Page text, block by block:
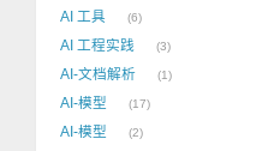
AI 工具 6
AI 工程实践 3
AI-文档解析 1
AI-模型 17
AI-模型 2